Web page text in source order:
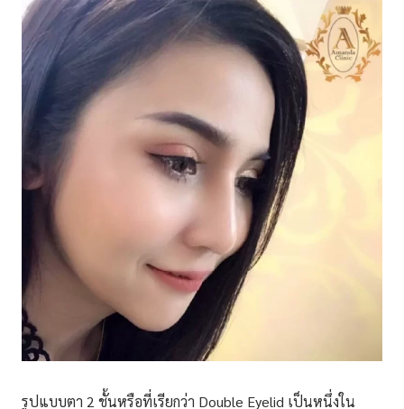
รูปแบบตา 2 ชั้นหรือที่เรียกว่า Double Eyelid เป็นหนึ่งใน